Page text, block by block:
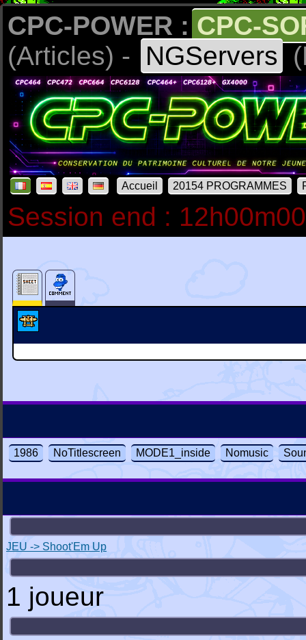
CPC-POWER : CPC-
(Articles) -
NGServers
Accueil 20154 PROGRAMMES
Session end :
1986 NoTitlescreen MODE1_inside Nomusic
JEU -> Shoot'Em Up
1 joueur